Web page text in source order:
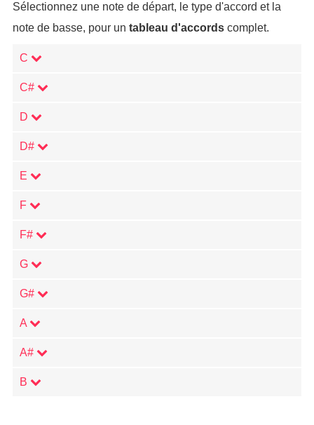
Sélectionnez une note de départ, le type d'accord et la
note de basse, pour un tableau d'accordscomplet.
C
C#
D
D#
E
F
F#
G
G#
A
A#
B